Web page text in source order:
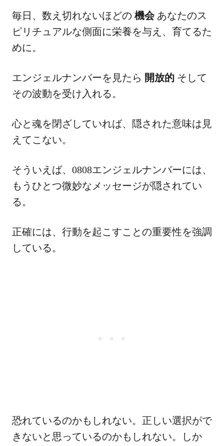
毎日、数え切れないほどの 機会あなたのス
ピリチュアルな側面に栄養を与え、育てるた
めに。
エンジェルナンバーを見たら 開放的 そして
その波動を受け入れる。
心と魂を閉ざしていれば、隠された意味は見
えてこない。
そういえば、0808エンジェルナンバーには、
もうひとつ微妙なメッセージが隠されてい
る。
正確には、行動を起こすことの重要性を強調
している。
恐れているのかもしれない。正しい選択がで
きないと思っているのかもしれない。しか